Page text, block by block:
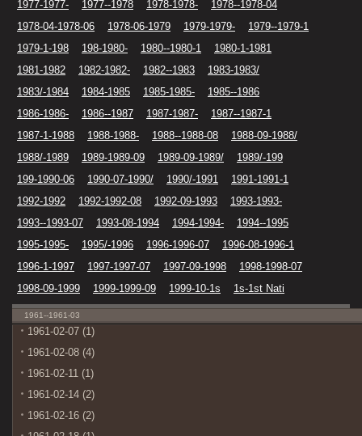
1977-1977-
1977--1978 1978-1978-
1978--1978-04
1978-04-1978-06
1978-06-1979 1979-1979-
1979--1979-1
1979-1-198
198-1980- 1980--1980-1
1980-1-1981
1981-1982
1982-1982- 1982--1983
1983-1983/
1983/-1984
1984-1985 1985-1985-
1985--1986
1986-1986-
1986--1987 1987-1987-
1987--1987-1
1987-1-1988
1988-1988- 1988--1988-08
1988-09-1988/
1988/-1989
1989-1989-09 1989-09-1989/
1989/-199
199-1990-06
1990-07-1990/ 1990/-1991
1991-1991-1
1992-1992
1992-1992-08 1992-09-1993
1993-1993-
1993--1993-07
1993-08-1994 1994-1994-
1994--1995
1995-1995-
1995/-1996 1996-1996-07
1996-08-1996-1
1996-1-1997
1997-1997-07 1997-09-1998
1998-1998-07
1998-09-1999
1999-1999-09 1999-10-1s 1s-1st Nati
1961--1961-03
1961-02-07 (1)
1961-02-08 (4)
1961-02-11 (1)
1961-02-14 (2)
1961-02-16 (2)